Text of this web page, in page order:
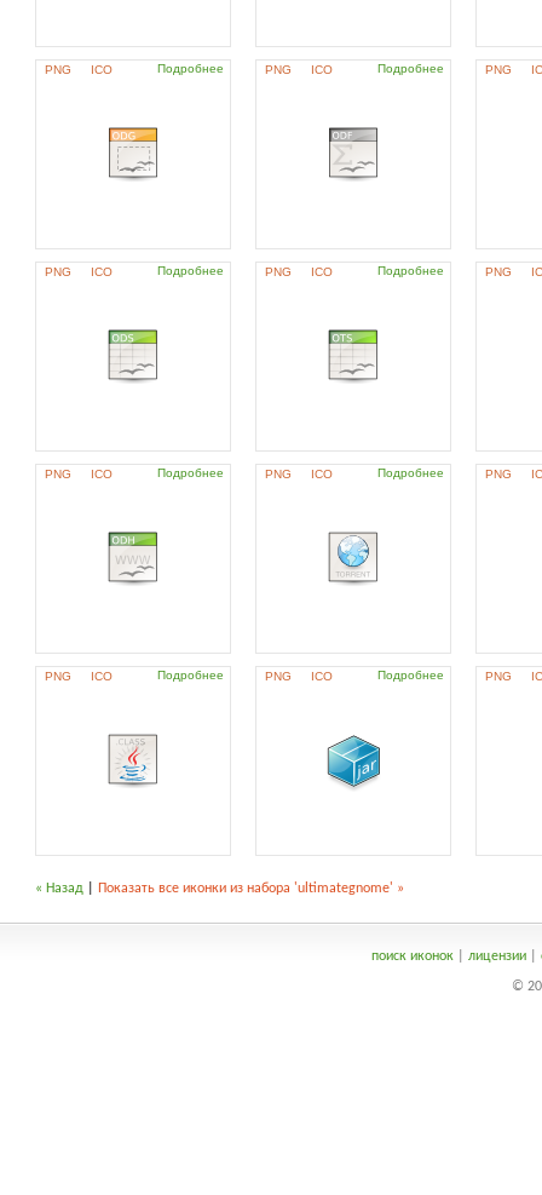
PNG ICO Подробнее PNG ICO Подробнее PNG
PNG ICO Подробнее PNG ICO Подробнее PNG
PNG ICO Подробнее PNG ICO Подробнее PNG
PNG ICO Подробнее PNG ICO Подробнее PNG
« Назад Показать все иконки из набора 'ultimategnome' »
поиск иконок| лицензии|
©